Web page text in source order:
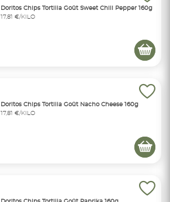
Doritos Chips Tortilla Goût Sweet Chili Pepper 160g
17,81 €/KILO
Doritos Chips Tortilla Goût Nacho Cheese 160g
17,81 €/KILO